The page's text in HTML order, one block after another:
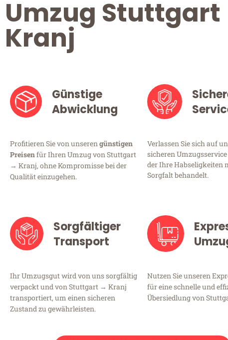
Umzug Stuttgart
Kranj
Günstige
Abwicklung
Profitieren Sie von unserengünstigen
Preisenfür Ihren Umzug von Stuttgart
→ Kranj, ohne Kompromisse bei der
Qualität einzugehen.
Verlassen Sie sich auf
sicheren
der Ihre Habseligkeiten
Sorgfalt behandelt.
Sorgfältiger
Transport
Ihr Umzugsgut wird von uns sorgfältig
verpackt und von Stuttgart → Kranj
transportiert, um einen sicheren
Zustand zu gewährleisten.
Nutzen Sie unseren
für eine schnelle und
Übersiedlung von